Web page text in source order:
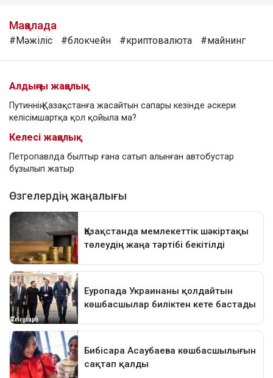
Мақалада
#Мәжіліс #блокчейн #криптовалюта #майнинг
Алдыңғы жаңалық
Путиннің Қазақстанға жасайтын сапары кезінде әскери
келісімшартқа қол қойыла ма?
Келесі жаңалық
Петропавлда былтыр ғана сатып алынған автобустар
бұзылып жатыр